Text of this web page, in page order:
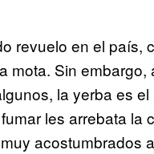
revuelo en el país,
mota. Sin
la yerba es
les arrebata la
acostumbrados